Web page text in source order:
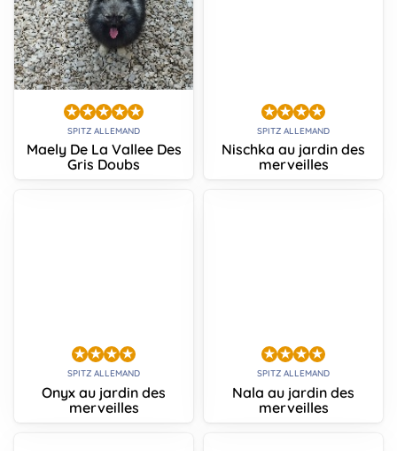
SPITZ ALLEMAND
Maely De La Vallee Des
Gris Doubs
SPITZ ALLEMAND
Nischka au jardin des
merveilles
SPITZ ALLEMAND
Onyx au jardin des
merveilles
SPITZ ALLEMAND
Nala au jardin des
merveilles